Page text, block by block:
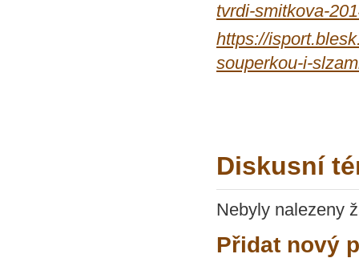
tvrdi-smitkova-
https://
souperkou-i-
Diskusní
Nebyly nalezeny
Přidat nový